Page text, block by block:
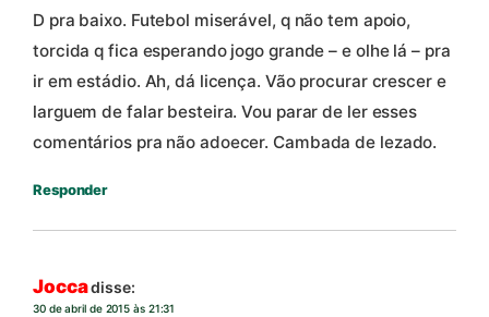
D pra baixo. Futebol miserável, q não tem apoio,
torcida q fica esperando jogo grande – e olhe lá – pra
ir em estádio. Ah, dá licença. Vão procurar crescer e
larguem de falar besteira. Vou parar de ler esses
comentários pra não adoecer. Cambada de lezado.
Responder
Joccadisse:
30 de abril de 2015 às 21:31